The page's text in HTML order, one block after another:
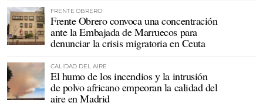
FRENTE OBRERO
Frente Obrero convoca una concentración
ante la Embajada de Marruecos para
denunciar la crisis migratoria en Ceuta
CALIDAD DEL AIRE
El humo de los incendios y la intrusión
de polvo africano empeoran la calidad del
aire en Madrid